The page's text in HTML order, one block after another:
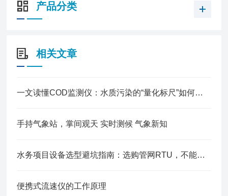
产品分类
相关文章
一文读懂COD监测仪：水质污染的“量化标尺”如何工作？
手持气象站，掌间观天 实时测候 气象新知
水务项目设备选型避坑指南：选购管网RTU，不能只看价格要看这7项核心指标
便携式流速仪的工作原理